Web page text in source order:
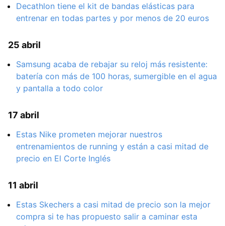
Decathlon tiene el kit de bandas elásticas para
entrenar en todas partes y por menos de 20 euros
25 abril
Samsung acaba de rebajar su reloj más resistente:
batería con más de 100 horas, sumergible en el agua
y pantalla a todo color
17 abril
Estas Nike prometen mejorar nuestros
entrenamientos de running y están a casi mitad de
precio en El Corte Inglés
11 abril
Estas Skechers a casi mitad de precio son la mejor
compra si te has propuesto salir a caminar esta